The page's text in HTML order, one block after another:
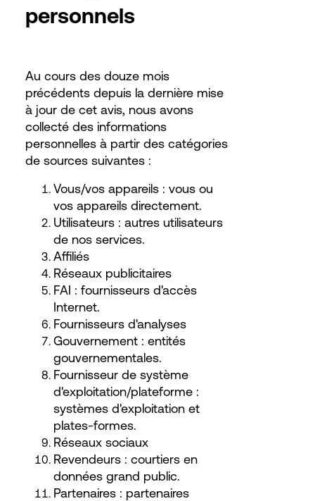
personnels
Au cours des douze mois
précédents depuis la dernière mise
à jour de cet avis, nous avons
collecté des informations
personnelles à partir des catégories
de sources suivantes :
Vous/vos appareils : vous ou
vos appareils directement.
Utilisateurs : autres utilisateurs
de nos services.
Affiliés
Réseaux publicitaires
FAI : fournisseurs d'accès
Internet.
Fournisseurs d'analyses
Gouvernement : entités
gouvernementales.
Fournisseur de système
d'exploitation/plateforme :
systèmes d'exploitation et
plates-formes.
Réseaux sociaux
Revendeurs : courtiers en
données grand public.
Partenaires : partenaires